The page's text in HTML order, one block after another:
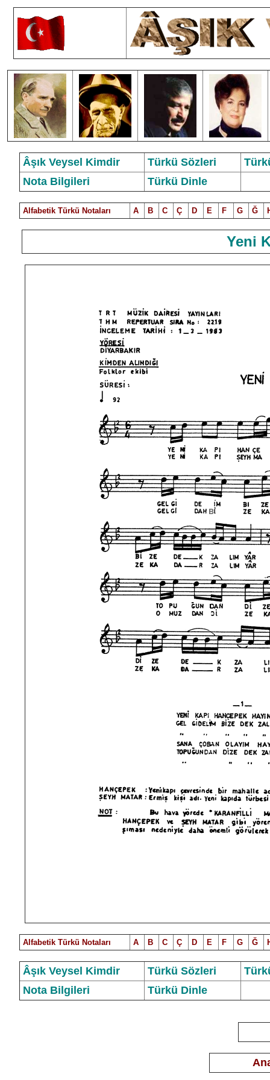
Âşık Veysel Kimdir Türkü Sözleri
Nota Bilgileri
Türkü Dinle
Alfabetik Türkü Notaları A B C Ç D E F G Ğ
Yeni
Alfabetik Türkü Notaları A B C Ç D E F G Ğ
Âşık Veysel Kimdir Türkü Sözleri
Nota Bilgileri
Türkü Dinle